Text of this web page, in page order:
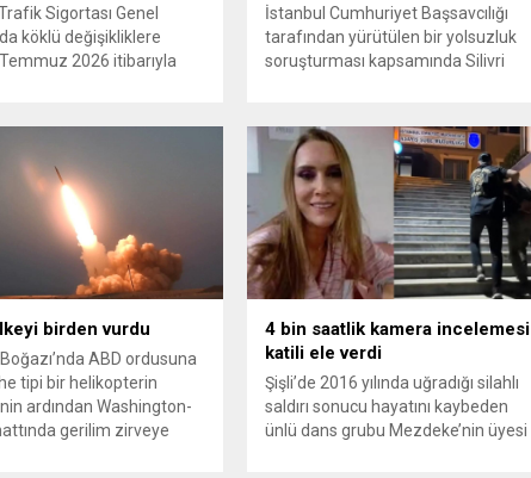
Sigortası Genel
köklü değişikliklere
2026 itibarıyla
(zararı rücu ettirme)
genişletirken, orijinal parça
yaş sınırını kaldırıyor
kaybı ödemelerinde hak
başvuru şartını otomatik
Hazine
bağlı ilgili
İstanbul Cumhuriyet Başsavcılığı
tarafından yürütülen bir yolsuzluk
soruşturması kapsamında Silivri
Silivri Belediye Başkanı Bora
Balcıoğlu, belediye bürokratları ve
bazı iş insanlarının da bulunduğu
çok sayıda kişi hakkında gözaltı
kararı uygulandı. Emniyet güçlerinin
belediye binasındaki teknik
inceleme ve arama çalışmaları
devam ediyor. İstanbul’da...
birden vurdu
ABD ordusuna
tipi bir helikopterin
ardından Washington-
gerilim zirveye
4 bin saatlik kamera incelemesi
katili ele verdi
Şişli’de 2016 yılında uğradığı silahlı
saldırı sonucu hayatını kaybeden
ünlü dans grubu Mezdeke’nin üyesi